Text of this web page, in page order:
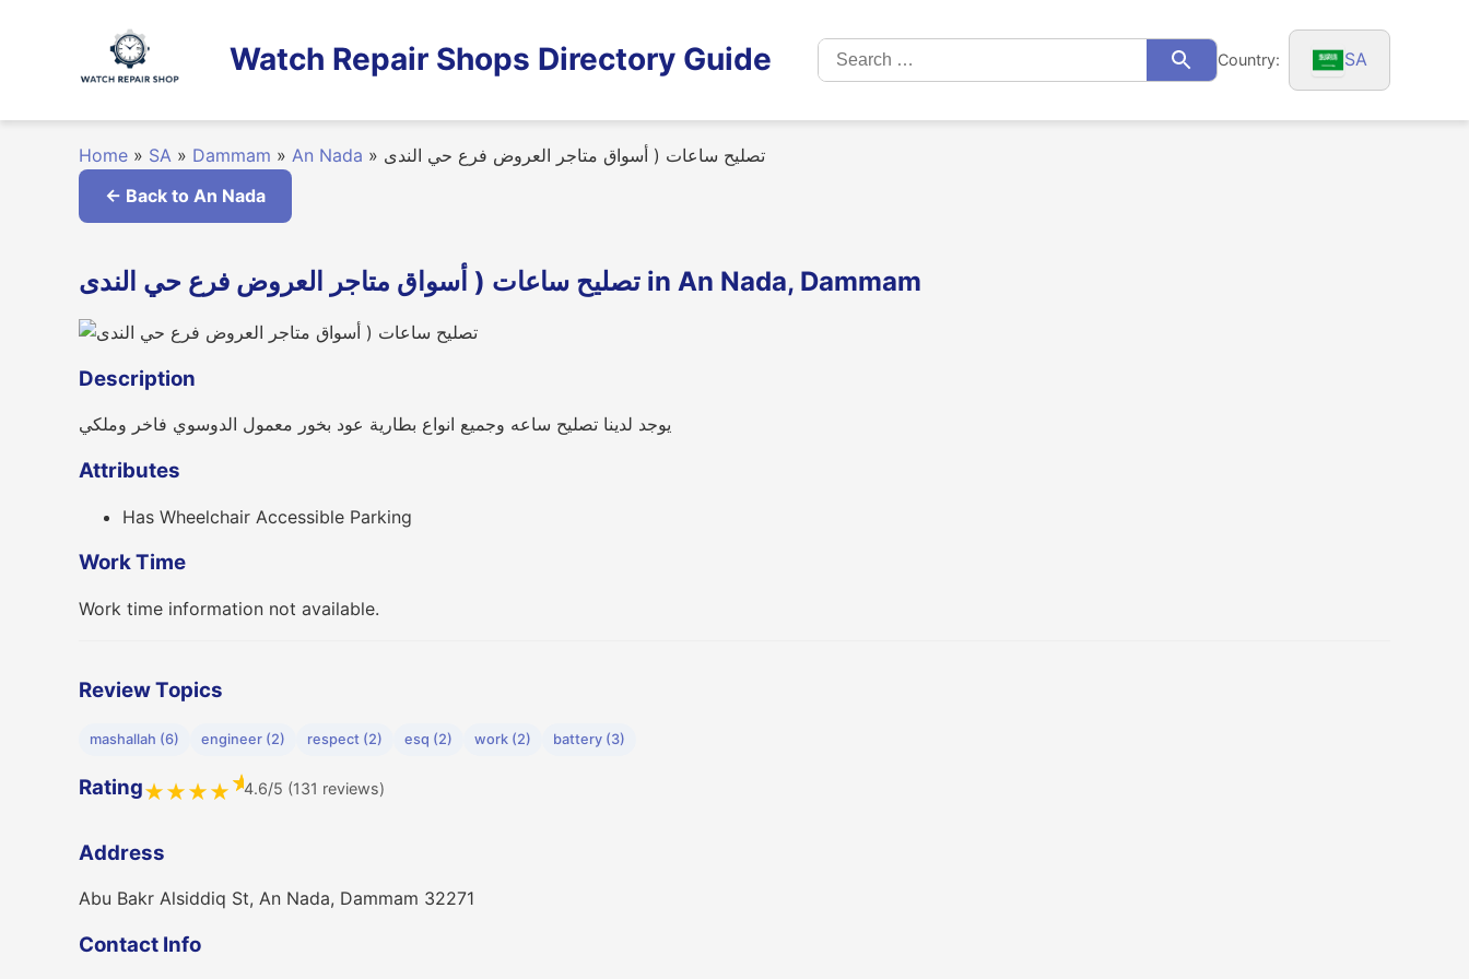
Watch Repair Shops Directory Guide
Search
for:
SearchCountry: SA
Home » SA » Dammam » An Nada » تصليح ساعات ( أسواق متاجر العروض فرع حي الندى
← Back to An Nada
تصليح ساعات ( أسواق متاجر العروض فرع حي الندى in An Nada, Dammam
Description
يوجد لدينا تصليح ساعه وجميع انواع بطارية عود بخور معمول الدوسوي فاخر وملكي
Attributes
Has Wheelchair Accessible Parking
Work Time
Work time information not available.
Review Topics
mashallah (6) engineer (2) respect (2) esq (2) work (2) battery (3)
Rating★★★★★4.6/5 (131 reviews)
Address
Abu Bakr Alsiddiq St, An Nada, Dammam 32271
Contact Info